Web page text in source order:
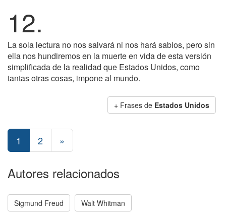
12.
La sola lectura no nos salvará ni nos hará sabios, pero sin
ella nos hundiremos en la muerte en vida de esta versión
simplificada de la realidad que Estados Unidos, como
tantas otras cosas, impone al mundo.
+ Frases de Estados Unidos
1 2 »
Autores relacionados
Sigmund Freud Walt Whitman